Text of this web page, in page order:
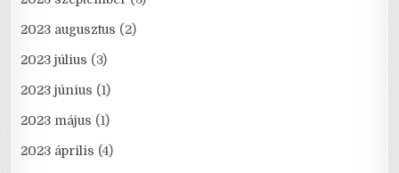
2023 augusztus (2)
2023 július (3)
2023 június (1)
2023 május (1)
2023 április (4)